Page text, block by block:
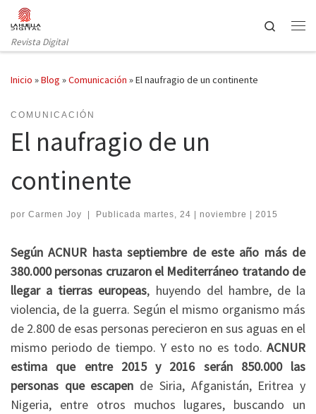
Saltar al contenido
Revista Digital
Search
Inicio »Blog »Comunicación »El naufragio de un continente
COMUNICACIÓN
El naufragio de un
continente
por Carmen Joy | Publicada martes, 24 | noviembre | 2015
Según ACNUR hasta septiembre de este año más de
380.000 personas cruzaron el Mediterráneo tratando de
llegar a tierras europeas, huyendo del hambre, de la
violencia, de la guerra. Según el mismo organismo más
de 2.800 de esas personas perecieron en sus aguas en el
mismo periodo de tiempo. Y esto no es todo. ACNUR
estima que entre 2015 y 2016 serán 850.000 las
personas que escapen de Siria, Afganistán, Eritrea y
Nigeria, entre otros muchos lugares, buscando un